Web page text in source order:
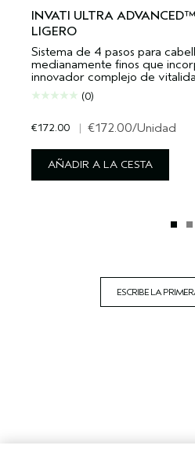
INVATI ULTRA
LIGERO
Sistema de 4 pasos para
medianamente finos que
innovador complejo de
(0)
€172.00 | €172.00/Unidad
AÑADIR A LA CESTA
ESCRIBE LA